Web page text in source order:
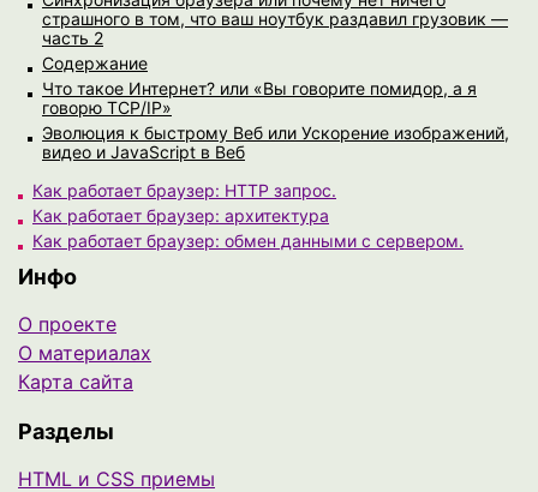
страшного в том, что ваш ноутбук раздавил грузовик —
часть 2
Содержание
Что такое Интернет? или «Вы говорите помидор, а я
говорю TCP/IP»
Эволюция к быстрому Веб или Ускорение изображений,
видео и JavaScript в Веб
Как работает браузер: HTTP запрос.
Как работает браузер: архитектура
Как работает браузер: обмен данными с сервером.
Инфо
О проекте
О материалах
Карта сайта
Разделы
HTML и CSS приемы